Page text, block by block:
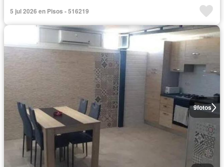
5 jul 2026 en Pisos - 516219
9fotos